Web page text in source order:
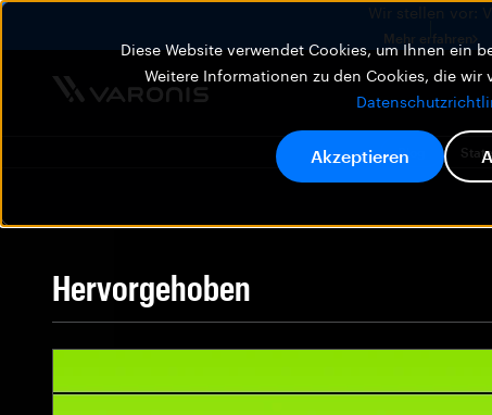
Diese Website verwendet Cookies, um Ihnen ein
Weitere Informationen zu den Cookies, die wir
Akzeptieren
Wir stellen vor:
Mehr erfahren
Blog
Hervorgehoben